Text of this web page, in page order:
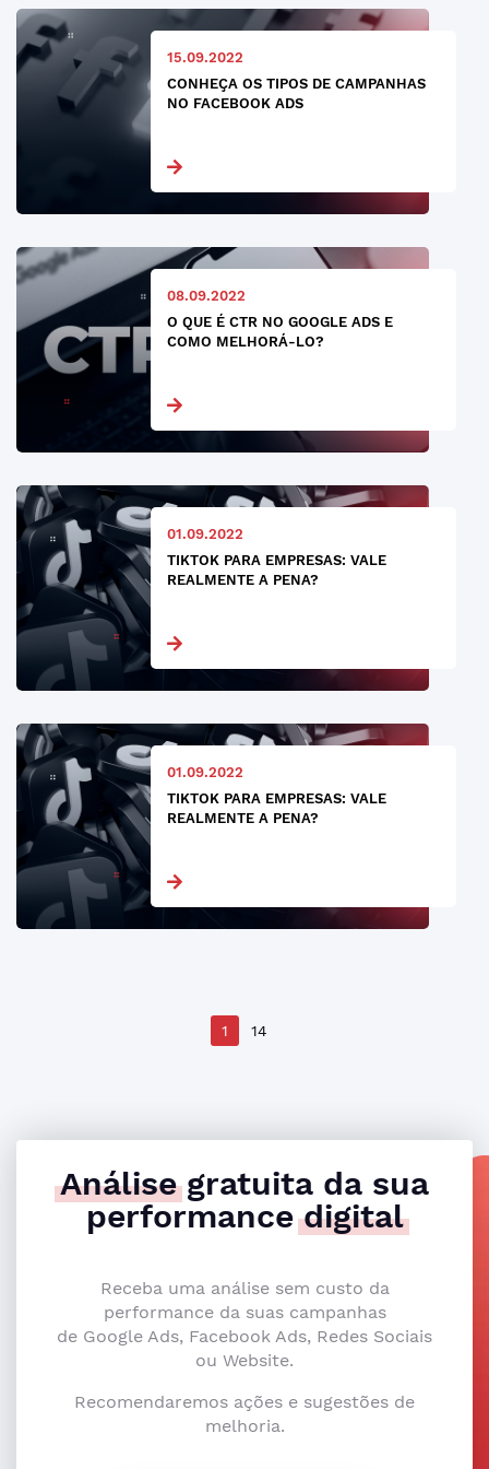
15.09.2022
CONHEÇA OS TIPOS DE CAMPANHAS
NO FACEBOOK ADS
08.09.2022
O QUE É CTR NO GOOGLE ADS E
COMO MELHORÁ-LO?
01.09.2022
TIKTOK PARA EMPRESAS: VALE
REALMENTE A PENA?
01.09.2022
TIKTOK PARA EMPRESAS: VALE
REALMENTE A PENA?
1 14
Análisegratuita da sua
performancedigital
Receba uma análise sem custo da
performance da suas campanhas
de Google Ads, Facebook Ads, Redes Sociais
ou Website.
Recomendaremos ações e sugestões de
melhoria.